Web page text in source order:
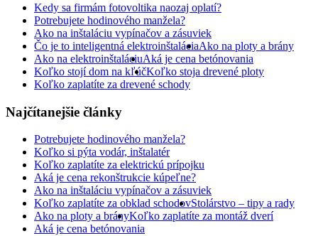
Kedy sa firmám fotovoltika naozaj oplatí?
Potrebujete hodinového manžela?
Ako na inštaláciu vypínačov a zásuviek
Čo je to inteligentná elektroinštaláciaAko na ploty a brány
Ako na elektroinštaláciuAká je cena betónovania
Koľko stojí dom na kľúčKoľko stoja drevené ploty
Koľko zaplatíte za drevené schody
Najčítanejšie články
Potrebujete hodinového manžela?
Koľko si pýta vodár, inštalatér
Koľko zaplatíte za elektrickú prípojku
Aká je cena rekonštrukcie kúpeľne?
Ako na inštaláciu vypínačov a zásuviek
Koľko zaplatíte za obklad schodovStolárstvo – tipy a rady
Ako na ploty a brányKoľko zaplatíte za montáž dverí
Aká je cena betónovania